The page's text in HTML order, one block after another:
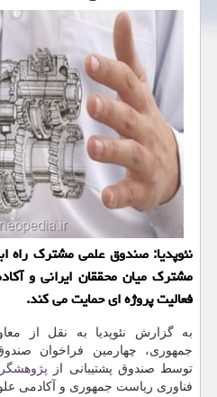
نئوپدیا: صندوق علمی مشترك راه
مشترك میان محققان ایرانی و
فعالیت پروژه ای حمایت می كند.
به گزارش نئوپدیا به نقل از
جمهوری، چهارمین فراخوان
توسط صندوق پشتیبانی از
فناوری ریاست جمهوری و آكادمی